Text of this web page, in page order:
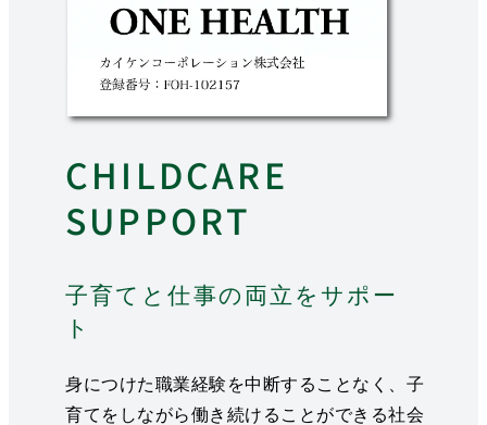
CHILDCARE
SUPPORT
子育てと仕事の両立をサポー
ト
身につけた職業経験を中断することなく、子
育てをしながら働き続けることができる社会